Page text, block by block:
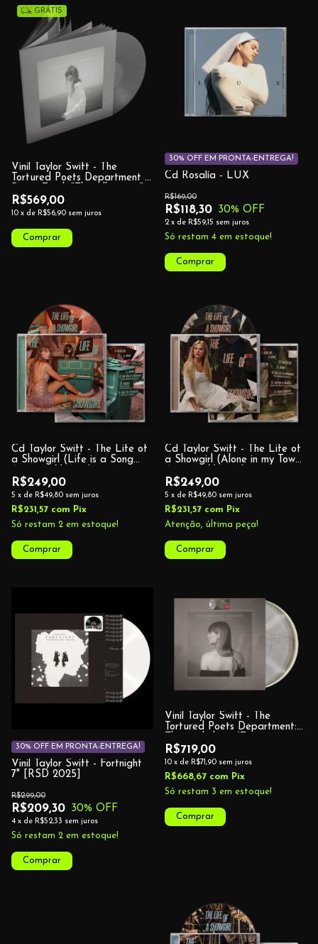
GRÁTIS
Vinil Taylor Swift - The
Tortured Poets Department +
R$569,00
10 x de R$56,90 sem juros
Cd Rosalía - LUX
R$118,30
R$169,00
30% OFF
2 x de R$59,15 sem juros
30% OFF EM PRONTA-ENTREGA!
Só restam 4 em estoque!
Cd Taylor Swift - The Life of
a Showgirl (Life is a Song
R$249,00
5 x de R$49,80 sem juros
R$231,57 com Pix
Só restam 2 em estoque!
Cd Taylor Swift - The Life of
a Showgirl (Alone in my Tower
R$249,00
5 x de R$49,80 sem juros
R$231,57 com Pix
Atenção, última peça!
Vinil Taylor Swift - Fortnight
7" [RSD 2025]
R$209,30
R$299,00
30% OFF
4 x de R$52,33 sem juros
30% OFF EM PRONTA-ENTREGA!
Só restam 2 em estoque!
Vinil Taylor Swift - The
Tortured Poets Department:
Exclusive)
R$719,00
10 x de R$71,90 sem juros
R$668,67 com Pix
Só restam 3 em estoque!